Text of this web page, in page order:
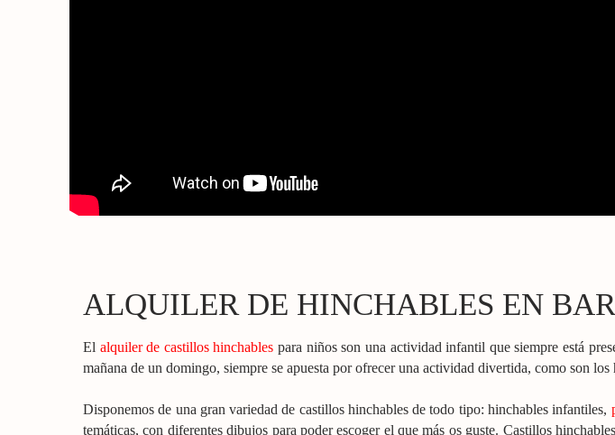
ALQUILER DE HINCHABLES EN
El alquiler de castillos hinchables para niños son una actividad infantil que siempre está
mañana de un domingo, siempre se apuesta por ofrecer una actividad divertida, como son
Disponemos de una gran variedad de castillos hinchables de todo tipo: hinchables infantiles,
temáticas, con diferentes dibujos para poder escoger el que más os guste. Castillos